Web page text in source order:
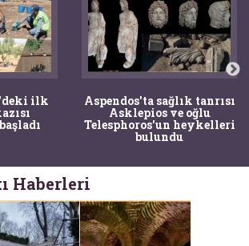
ilk Aspendos'ta sağlık tanrısı
Asklepios ve oğlu
Telesphoros'un heykelleri
bulundu
Haberleri